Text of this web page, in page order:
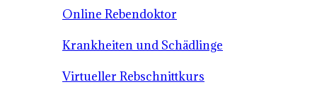
Online Rebendoktor
Krankheiten und Schädlinge
Virtueller Rebschnittkurs